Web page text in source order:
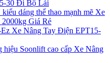
30 Đi Bộ Lái
Xe
Giá Rẻ
Xe Nâng Tay Điện EPT15-
Xe Nâng